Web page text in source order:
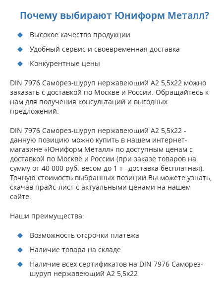
Почему выбирают Юниформ Металл?
Высокое качество продукции
Удобный сервис и своевременная доставка
Конкурентные цены
DIN 7976 Саморез-шуруп нержавеющий А2 5,5х22 можно
заказать с доставкой по Москве и России. Обращайтесь к
нам для получения консультаций и выгодных
предложений.
DIN 7976 Саморез-шуруп нержавеющий А2 5,5х22 -
данную позицию можно купить в нашем интернет-
магазине «Юниформ Металл» по доступным ценам с
доставкой по Москве и России (при заказе товаров на
сумму от 40 000 руб. весом до 1 т –доставка бесплатная).
Точную стоимость выбранных позиций Вы можете узнать,
скачав прайс-лист с актуальными ценами на нашем
сайте.
Наши преимущества:
Возможность отсрочки платежа
Наличие товара на складе
Наличие всех сертификатов на DIN 7976 Саморез-
шуруп нержавеющий А2 5,5х22